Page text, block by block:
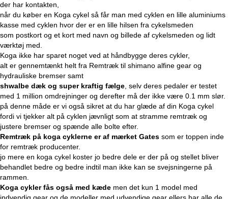
der har kontakten,
når du køber en Koga cykel så får man med cyklen en lille aluminiums
kasse med cyklen hvor der er en lille hilsen fra cykelsmeden
som postkort og et kort med navn og billede af cykelsmeden og lidt
værktøj med.
Koga ikke har sparet noget ved at håndbygge deres cykler,
alt er gennemtænkt helt fra Remtræk til shimano alfine gear og
hydrauliske bremser samt
shwalbe dæk og super kraftig fælge, selv deres pedaler er testet
med 1 million omdrejninger og derefter må der ikke være 0.1 mm slør.
på denne måde er vi også sikret at du har glæde af din Koga cykel
fordi vi tjekker alt på cyklen jævnligt som at stramme remtræk og
justere bremser og spænde alle bolte efter.
Remtræk på koga cyklerne er af mærket Gates som er toppen inde
for remtræk producenter.
jo mere en koga cykel koster jo bedre dele er der på og stellet bliver
behandlet bedre og bedre indtil man ikke kan se svejsningerne på
rammen.
Koga cykler fås også med kæde men det kun 1 model med